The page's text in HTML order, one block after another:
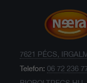
7621 PÉCS,
Telefon: 06 72 236